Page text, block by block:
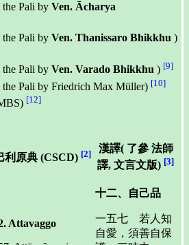
Pali by Ven. Ācharya
Pali by Ven. Thanissaro Bhikkhu )
Pali by Ven. Varado Bhikkhu ) [9]
Pali by Friedrich Max Müller) [10]
[12]
利原典 (CSCD) [2] 漢譯( 了參 法師
譯, 文言文版) [3]
Attavaggo
十二、自己品
一五七 若人知
自愛，須善自保